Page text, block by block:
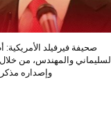
صحيفة فيرفيلد الأمريكية:
لسليماني والمهندس، من
وإصداره